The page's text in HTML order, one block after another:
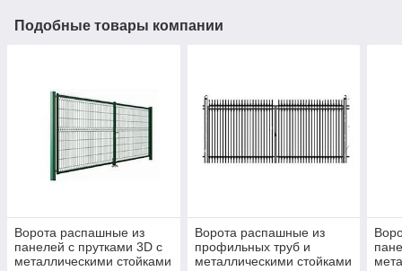
Подобные товары компании
Ворота распашные из
панелей с прутками 3D с
металлическими стойками
Ворота распашные из
профильных труб и
металлическими стойками